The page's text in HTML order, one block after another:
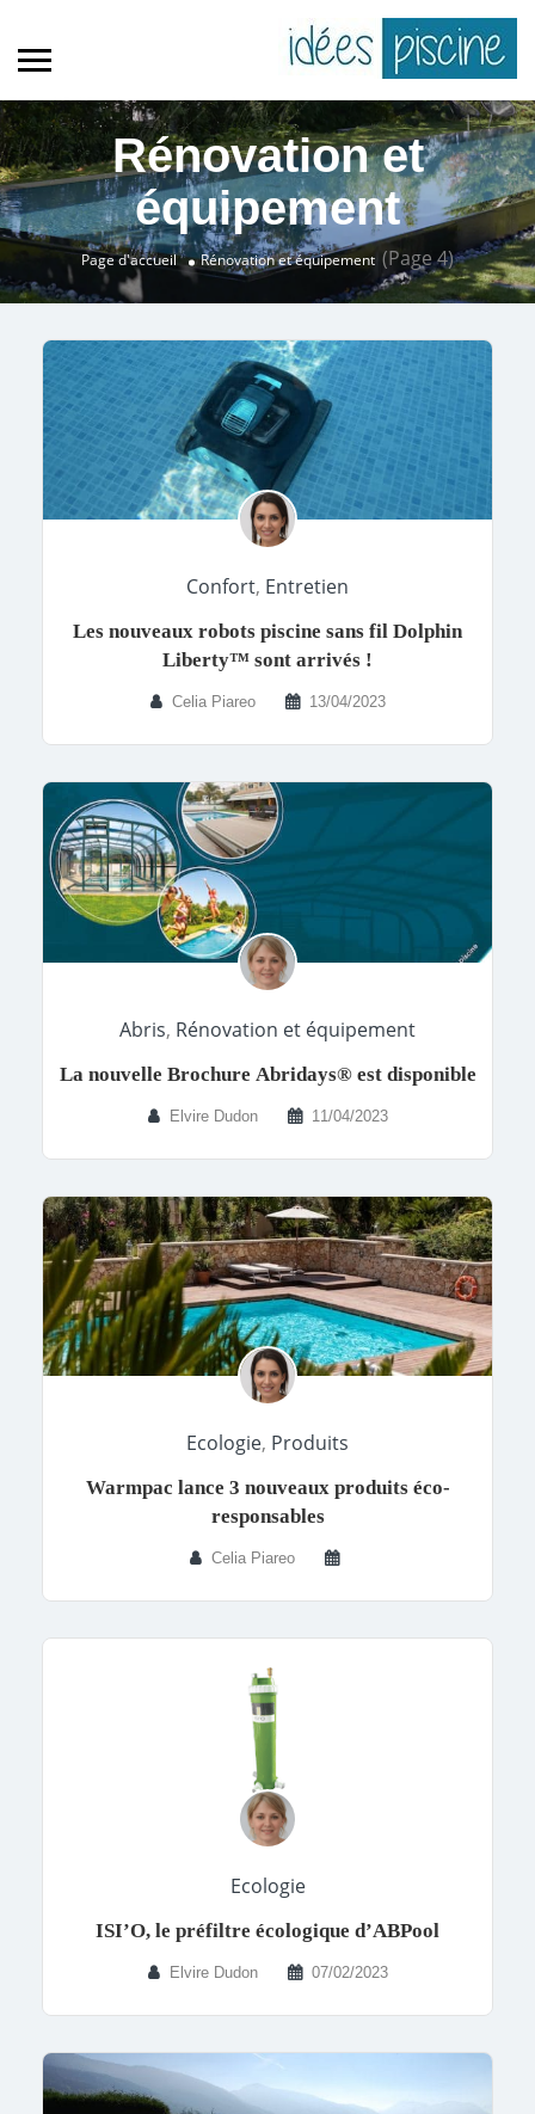
Rénovation et
équipement
Page d'accueil Rénovation et équipement (Page 4)
Confort, Entretien
Les nouveaux robots piscine sans fil Dolphin
Liberty™ sont arrivés !
Celia Piareo 13/04/2023
Abris, Rénovation et équipement
La nouvelle Brochure Abridays® est disponible
Elvire Dudon 11/04/2023
Ecologie, Produits
Warmpac lance 3 nouveaux produits éco-
responsables
Celia Piareo
Ecologie
ISI’O, le préfiltre écologique d’ABPool
Elvire Dudon 07/02/2023